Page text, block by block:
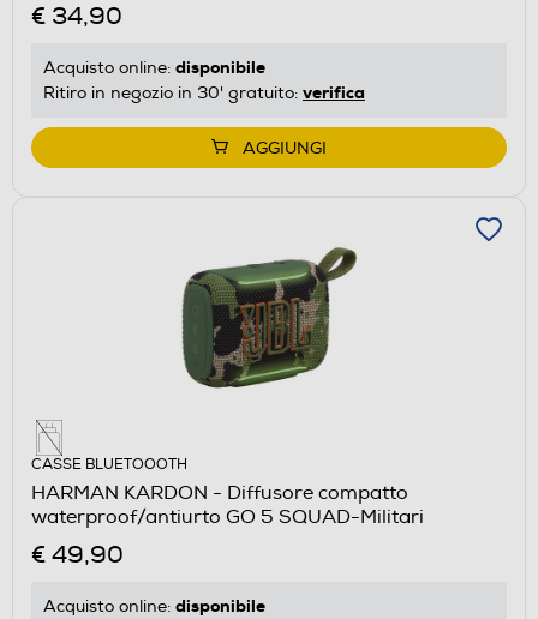
€ 34,90
Acquisto online: disponibile
Ritiro in negozio in 30' gratuito: verifica
AGGIUNGI
CASSE BLUETOOOTH
HARMAN KARDON - Diffusore compatto
waterproof/antiurto GO 5 SQUAD-Militari
€ 49,90
Acquisto online: disponibile